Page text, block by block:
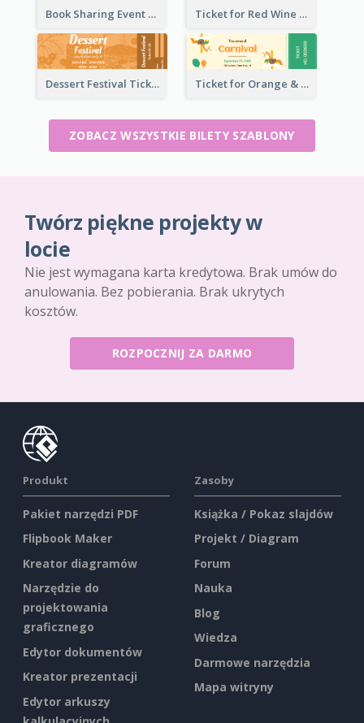
Book Sharing Event Ticket Ticket for Red Wine Party
Dessert Festival Ticket With Details Ticket for Orange & Green Carnival
ZOBACZ WSZYSTKIE BILETY SZABLONY
Twórz piękne projekty w
locie
Nie jest wymagana karta kredytowa. Brak umów do
anulowania. Bez pobierania. Brak ukrytych
kosztów.
ROZPOCZNIJ ZA DARMO
Produkt
Pakiet narzędzi PDF
Flipbook Maker
Kreator diagramów
Narzędzie do
projektowania
graficznego
Edytor dokumentów
Kreator prezentacji
Edytor arkuszy
Zasoby
Książka / Pokaz slajdów
Projekt / Diagram
Forum
Nauka
Blog
Wiedza
Darmowe narzędzia
Mapa witryny